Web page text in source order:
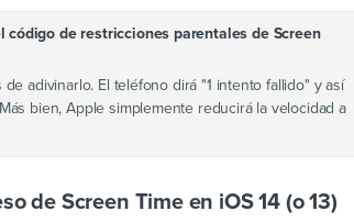
de restricciones parentales de Screen
adivinarlo. El teléfono dirá "1 intento fallido" y así
bien, Apple simplemente reducirá la velocidad a
de Screen Time en iOS 14 (o 13)